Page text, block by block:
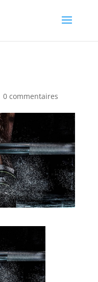
0 commentaires